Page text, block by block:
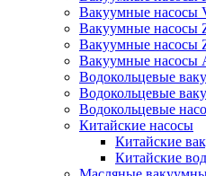
Вакуумные насосы
Вакуумные насосы
Вакуумные насосы
Вакуумные насосы
Водокольцевые
Водокольцевые
Водокольцевые
Китайские насосы
Китайские
Китайские